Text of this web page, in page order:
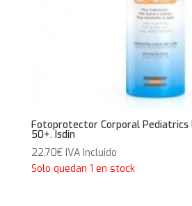
Fotoprotector Corporal Pediatrics
50+. Isdin
22,70€ IVA Incluido
Solo quedan 1 en stock